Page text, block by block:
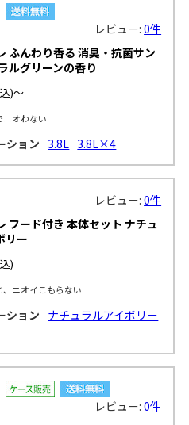
レビュー:0件
ふんわり香る 消臭・抗菌サン
ルグリーンの香り
)～
ニオわない
ション 3.8L 3.8L×4
レビュー:0件
フード付き 本体セット ナチュ
リー
)
、ニオイこもらない
ション ナチュラルアイボリー
レビュー:0件